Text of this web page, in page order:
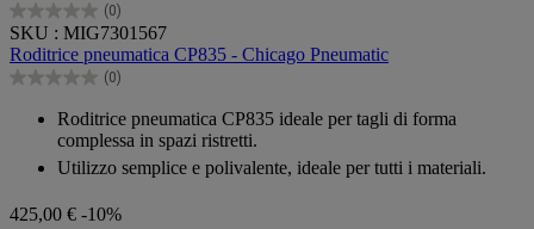
(0)
0.0
su
5
stelle.
SKU : MIG7301567
Roditrice pneumatica CP835 - Chicago Pneumatic
(0)
0.0
Roditrice pneumatica CP835 ideale per tagli di forma
complessa in spazi ristretti.
Utilizzo semplice e polivalente, ideale per tutti i materiali.
425,00 € -10%